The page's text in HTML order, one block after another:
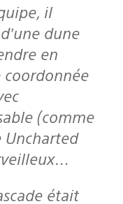
dune
en
(comme
Uncharted